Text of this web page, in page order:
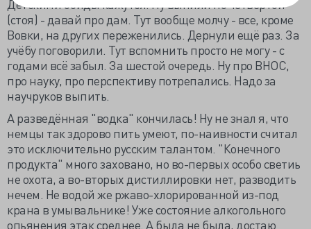
Детскими обиды кажутся. Ну выпили по четвёртой
(стоя) - давай про дам. Тут вообще молчу - все, кроме
Вовки, на других переженились. Дернули ещё раз. За
учёбу поговорили. Тут вспомнить просто не могу - с
годами всё забыл. За шестой очередь. Ну про ВНОС,
про науку, про перспективу потрепались. Надо за
научруков выпить.
А разведённая "водка" кончилась! Ну не знал я, что
немцы так здорово пить умеют, по-наивности считал
это исключительно русским талантом. "Конечного
продукта" много заховано, но во-первых особо светиь
не охота, а во-вторых дистиллировки нет, разводить
нечем. Не водой же ржаво-хлорированной из-под
крана в умывальнике! Уже состояние алкогольного
опьянения этак среднее. А была не была, достаю